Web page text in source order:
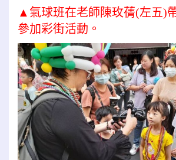
▲氣球班在老師陳玫蒨(左五)
參加彩街活動。